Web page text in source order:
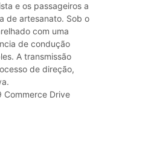
e os passageiros a
de artesanato. Sob o
com uma
de condução
A transmissão
de direção,
Commerce Drive